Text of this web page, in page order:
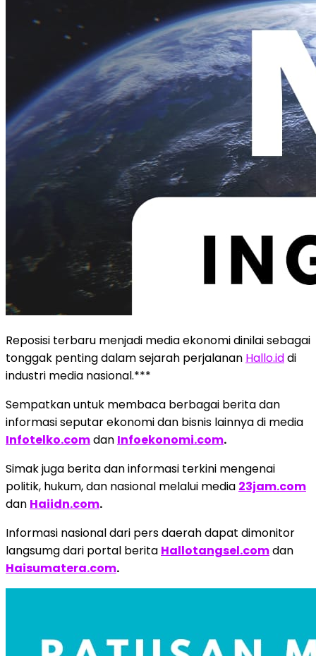
Reposisi terbaru menjadi media ekonomi dinilai sebagai
tonggak penting dalam sejarah perjalanan Hallo.iddi
industri media nasional.***
Sempatkan untuk membaca berbagai berita dan
informasi seputar ekonomi dan bisnis lainnya di media
Infotelko.comdan Infoekonomi.com.
Simak juga berita dan informasi terkini mengenai
politik, hukum, dan nasional melalui media 23jam.com
dan Haiidn.com.
Informasi nasional dari pers daerah dapat dimonitor
langsumg dari portal berita Hallotangsel.comdan
Haisumatera.com.